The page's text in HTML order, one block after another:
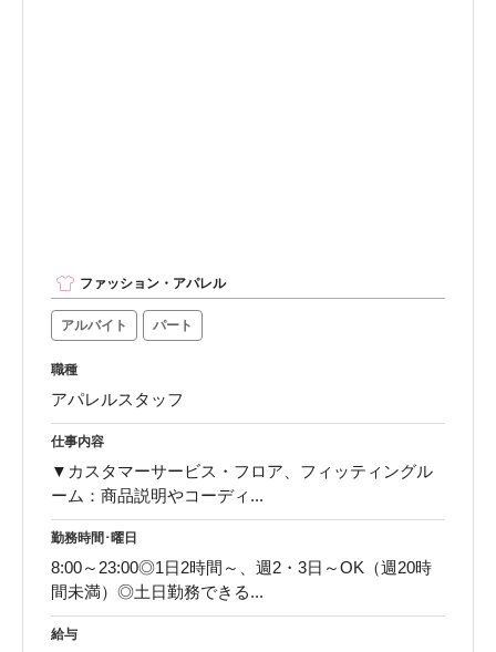
ファッション・アパレル
アルバイト パート
職種
アパレルスタッフ
仕事内容
▼カスタマーサービス・フロア、フィッティングル
ーム：商品説明やコーディ...
勤務時間･曜日
8:00～23:00◎1日2時間～、週2・3日～OK（週20時
間未満）◎土日勤務できる...
給与